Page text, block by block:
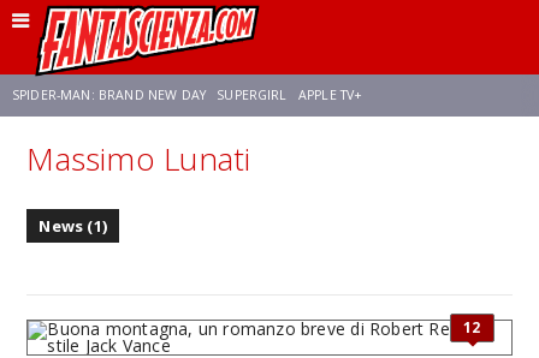
SPIDER-MAN: BRAND NEW DAY SUPERGIRL APPLE TV+
FRANCO RICCIARDIELLO ZENDAYA
Massimo Lunati
News (1)
12